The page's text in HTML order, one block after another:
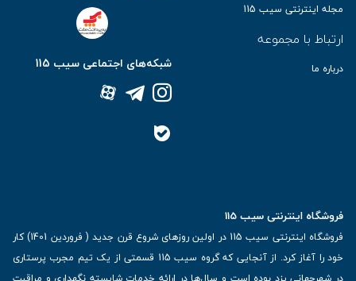
مجله اینترنتی سیب 115
ارتباط با مجموعه
درباره ما شبکه‌های اجتماعی سیب 115
فروشگاه اینترنتی سیب 115
فروشگاه اینترنتی سیب 115 در اولین روزهای شروع قرن جدید ( فروردین 1401) کار
خود را آغاز کرد. از آنجایی که گروه سیب 115 قسمتی از یک تیم مجرب پرستاری